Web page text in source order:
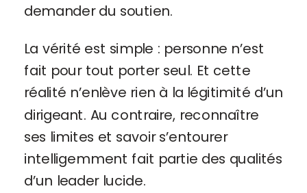
demander du soutien.
La vérité est simple : personne n’est
fait pour tout porter seul. Et cette
réalité n’enlève rien à la légitimité d’un
dirigeant. Au contraire, reconnaître
ses limites et savoir s’entourer
intelligemment fait partie des qualités
d’un leader lucide.